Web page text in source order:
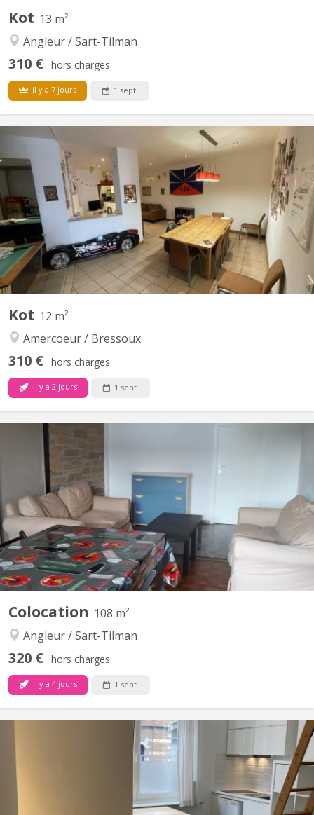
Kot 13 m²
Angleur / Sart-Tilman
310 € hors charges
il y a 7 jours 1 sept.
KL 8121
Kot lumineux entièrement meublé, situé au pied de la cote
menant au Sart Tilman. Lavabo dans la chambre. Douches et WC
commun sur le palier pour 2 kots. Cuisine équipée commune au
Rez pour 4 kots. Dans un bâtiment rénové, avec accès à la
pelouse du jardin à l'arrière.
Kot 12 m²
Amercoeur / Bressoux
310 € hors charges
il y a 2 jours 1 sept.
KL 13004
6 chambres de libre dans un bâtiment partageant 8chambres . Se
compose de deux salles de bain , une buanderie : séchoir et lave-
linge , un local pour vélos, une très grande cuisine , salon , salle à
manger , 1 billard Le prix des chambres varie selon leur surface
entre 400 et 450€ toutes charges...
Colocation 108 m²
Angleur / Sart-Tilman
320 € hors charges
il y a 4 jours 1 sept.
KL 11249
Dans un vaste appartement de 108 m2, au premier étage, avec
grand living, cuisine équipée, salle de bain, WC séparé, petite
terrasse, nous proposons une chambre en colocation pour
étudiant(e). Trois sont déjà occupées. Superficie (20m2). Les
charges (énergies et internet) sont comprises dans le...